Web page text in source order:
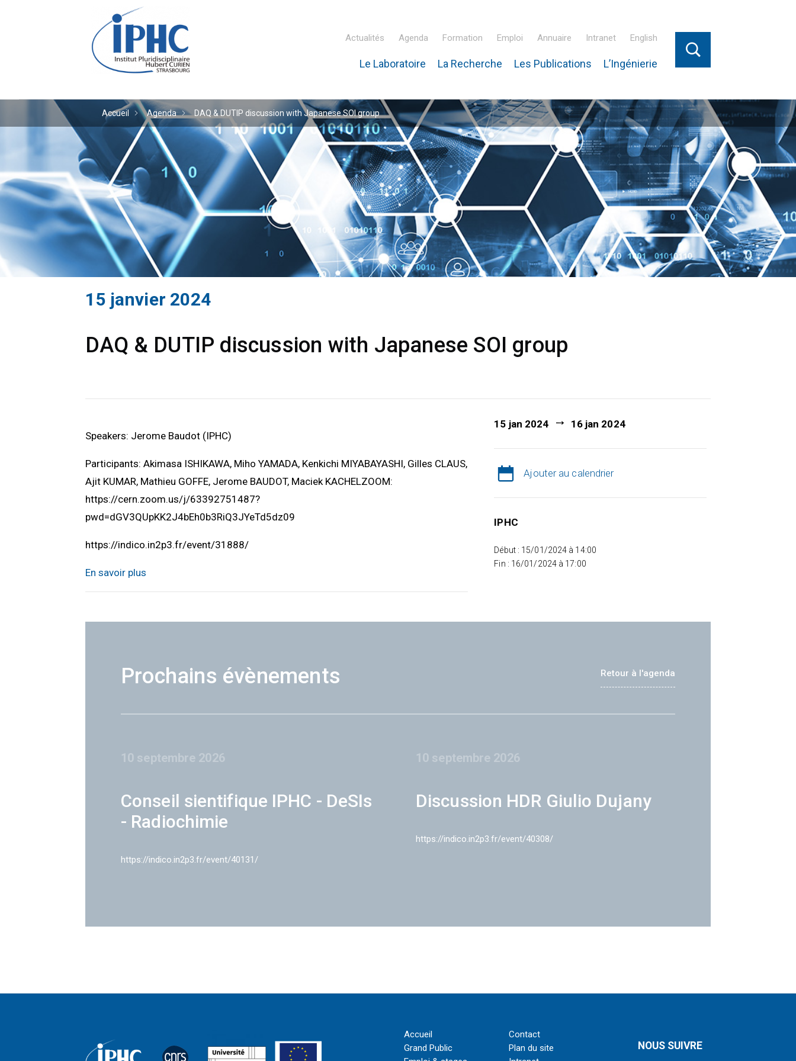
Institut pluridisciplinaire Hubert Curien – IPHC
Actualités Agenda Formation Emploi Annuaire Intranet English
Le Laboratoire La Recherche Les Publications L’Ingénierie
Accueil Agenda DAQ & DUTIP discussion with Japanese SOI group
15 janvier 2024
DAQ & DUTIP discussion with Japanese SOI group
Speakers: Jerome Baudot (IPHC)
Participants: Akimasa ISHIKAWA, Miho YAMADA, Kenkichi MIYABAYASHI, Gilles CLAUS,
Ajit KUMAR, Mathieu GOFFE, Jerome BAUDOT, Maciek KACHELZOOM:
https://cern.zoom.us/j/63392751487?
pwd=dGV3QUpKK2J4bEh0b3RiQ3JYeTd5dz09
https://indico.in2p3.fr/event/31888/
En savoir plus
15 jan 2024 16 jan 2024
Ajouter au calendrier
IPHC
Début : 15/01/2024 à 14:00
Fin : 16/01/2024 à 17:00
Prochains évènements Retour à l'agenda
10 septembre 2026
Conseil sientifique IPHC - DeSIs
- Radiochimie
https://indico.in2p3.fr/event/40131/
10 septembre 2026
Discussion HDR Giulio Dujany
https://indico.in2p3.fr/event/40308/
Accueil
Grand Public
Contact
Plan du site
NOUS SUIVRE